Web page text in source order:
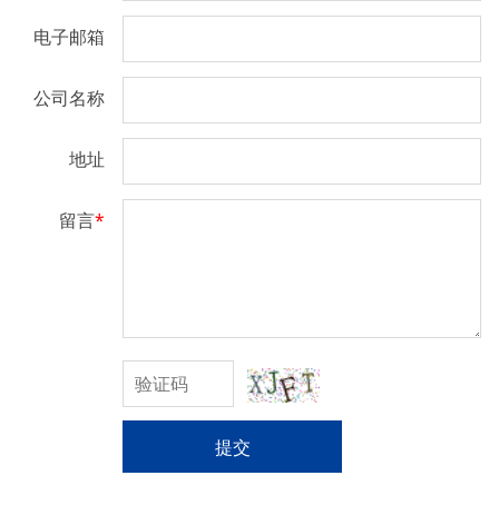
电子邮箱
公司名称
地址
留言*
提交